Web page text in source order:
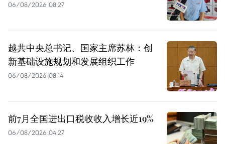
06/08/2026 08:27
越共中央总书记、国家主席苏林：创
新基础设施规划和发展组织工作
06/08/2026 08:14
前7月全国进出口税收收入增长近19%
06/08/2026 04:27